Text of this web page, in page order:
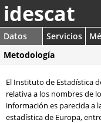
idescat
Datos Servicios
Metodología
El Instituto de Estadística
relativa a los nombres de
información es parecida
estadística de Europa,